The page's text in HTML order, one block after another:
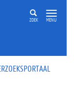
ZOEK MENU